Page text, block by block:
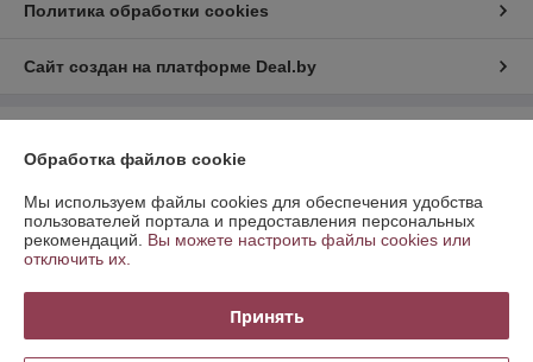
Политика обработки cookies
Сайт создан на платформе Deal.by
ТРИФИТ ГРУПП
ул. Комсомольская, 14, комн. 11, Минск Беларусь 220030
Регистрационный номер ЕГР: 191116766
УНП: 191116766
Регистрационный орган: Мингорисполком
Обработка файлов cookie
Мы используем файлы cookies для обеспечения удобства
пользователей портала и предоставления персональных
рекомендаций. Вы можете настроить файлы cookies или
отключить их.
Принять